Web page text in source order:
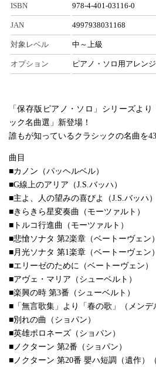
ISBN 978-4-401-03116-0
JAN 4997938031168
対象レベル 中～上級
オプション ピアノ・ソロ用アレンジ
「保存版ピアノ・ソロ」シリーズよ
ック名曲選」新登場！
誰もが知っているクラシックの名曲を43
曲目
■カノン（パッヘルベル）
■G線上のアリア（J.S.バッハ）
■主よ、人の望みの喜びよ（J.S.バッハ）
■きらきら星変奏曲（モーツァルト）
■トルコ行進曲（モーツァルト）
■悲愴ソナタ 第2楽章（ベートーヴェン）
■月光ソナタ 第1楽章（ベートーヴェン）
■エリーゼのために（ベートーヴェン）
■アヴェ・マリア（シューベルト）
■楽興の時 第3番（シューベルト）
■「無言歌集」より「春の歌」（メンデ
■別れの曲（ショパン）
■英雄ポロネーズ（ショパン）
■ノクターン 第2番（ショパン）
■ノクターン 第20番 嬰ハ短調（遺作）